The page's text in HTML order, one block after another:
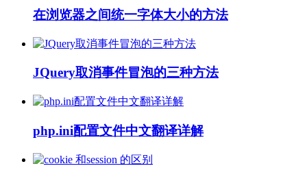
在浏览器之间统一字体大小的方法
JQuery取消事件冒泡的三种方法
php.ini配置文件中文翻译详解